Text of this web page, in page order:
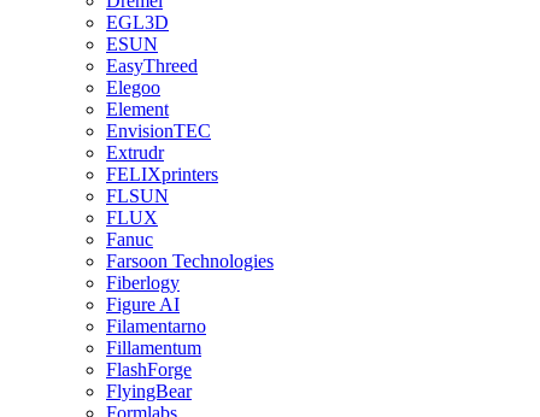
EGL3D
ESUN
EasyThreed
Elegoo
Element
EnvisionTEC
Extrudr
FELIXprinters
FLSUN
FLUX
Fanuc
Farsoon Technologies
Fiberlogy
Figure AI
Filamentarno
Fillamentum
FlashForge
FlyingBear
Formlabs